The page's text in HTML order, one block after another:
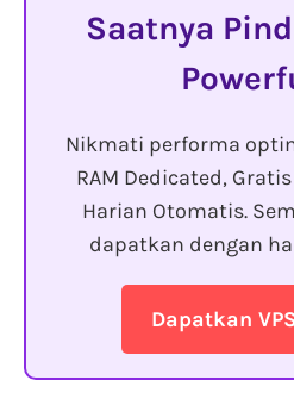
Saatnya
Nikmati performa
RAM Dedicated,
Harian Otomatis.
dapatkan dengan
Dapatkan